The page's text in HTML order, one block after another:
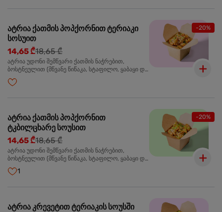
-20%
ატრია ქათმის პოპქორნით ტერიაკი
სოსუით
14,65 ₾18,65 ₾
ატრია უდონი შემწვარი ქათმის ნაჭრებით,
ბოსტნეულით (მწვანე წიწაკა, სტაფილო, ყაბაყი და
ნიორი) ტერიაკის სოუსით, მწვანე ლობიო. სეზამის
მარცვლები,ხახვი,მწვანე ხახვი
-20%
ატრია ქათმის პოპქორნით
ტკბილცხარე სოუსით
14,65 ₾18,65 ₾
ატრია უდონი შემწვარი ქათმის ნაჭრებით,
ბოსტნეულით (მწვანე წიწაკა, სტაფილო, ყაბაყი და
ნიორი) ტკბილ-ცხარე სოუსით, მწვანე ლობიო.
სეზამის მარცვლები,ხახვი,მწვანე ხახვი
1
ატრია კრევეტით ტერიაკის სოუსში